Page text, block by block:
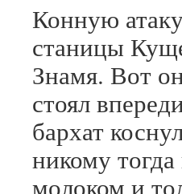
Конную
станицы
Знамя. Вот
стоял
бархат
никому
молоком и